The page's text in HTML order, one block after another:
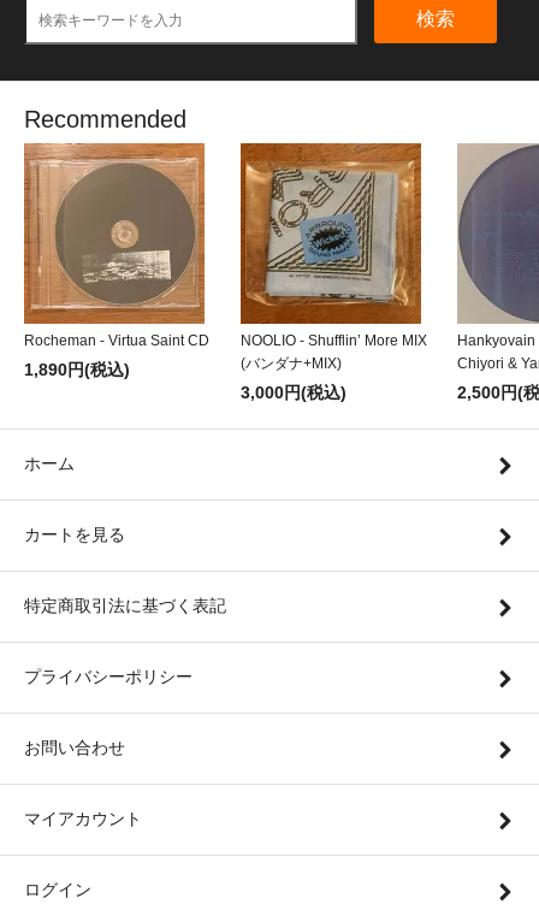
検索
Recommended
Rocheman - Virtua Saint CD
1,890円(税込)
NOOLIO - Shufflin’ More MIX
(バンダナ+MIX)
3,000円(税込)
Hankyovain
Chiyori &
2,500円(
ホーム
カートを見る
特定商取引法に基づく表記
プライバシーポリシー
お問い合わせ
マイアカウント
ログイン